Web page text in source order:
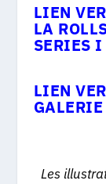
LIEN
LA
SERIES
LIEN
Les